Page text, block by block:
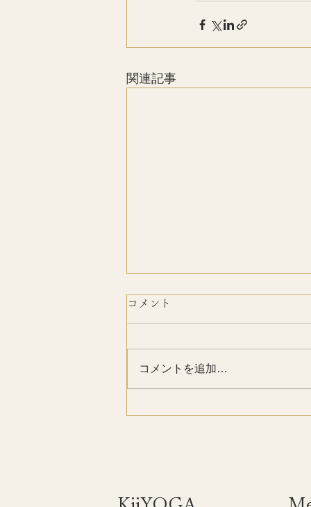
関連記事
おかげさまで
コメント
コメントを追加…